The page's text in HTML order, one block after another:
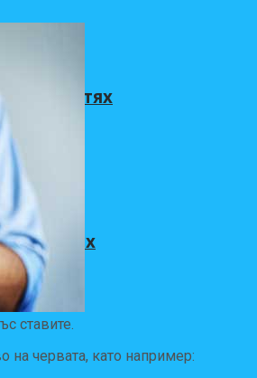
с тях
с тях
ставите.
на червата, като например: